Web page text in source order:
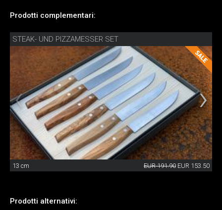
Prodotti complementari:
STEAK- UND PIZZAMESSER SET
13 cm EUR 191.90 EUR 153.50
Prodotti alternativi: